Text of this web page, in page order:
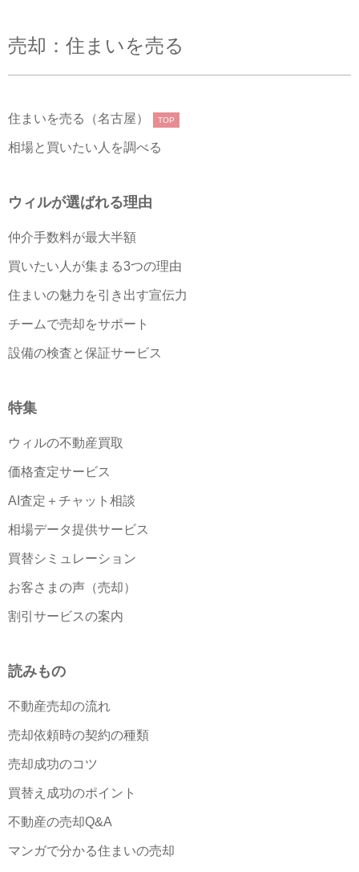
売却：住まいを売る
住まいを売る（名古屋） TOP
相場と買いたい人を調べる
ウィルが選ばれる理由
仲介手数料が最大半額
買いたい人が集まる3つの理由
住まいの魅力を引き出す宣伝力
チームで売却をサポート
設備の検査と保証サービス
特集
ウィルの不動産買取
価格査定サービス
AI査定＋チャット相談
相場データ提供サービス
買替シミュレーション
お客さまの声（売却）
割引サービスの案内
読みもの
不動産売却の流れ
売却依頼時の契約の種類
売却成功のコツ
買替え成功のポイント
不動産の売却Q&A
マンガで分かる住まいの売却